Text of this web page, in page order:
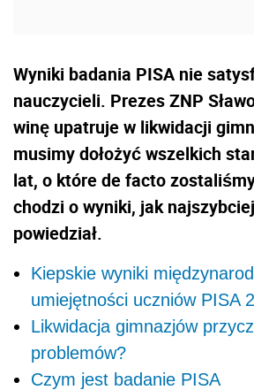
Wyniki badania PISA nie
nauczycieli. Prezes ZNP
winę upatruje w likwidacji
musimy dołożyć wszelkich
lat, o które de facto
chodzi o wyniki, jak
powiedział.
Kiepskie wyniki
umiejętności uczniów PISA
Likwidacja gimnazjów
problemów?
Czym jest badanie PISA